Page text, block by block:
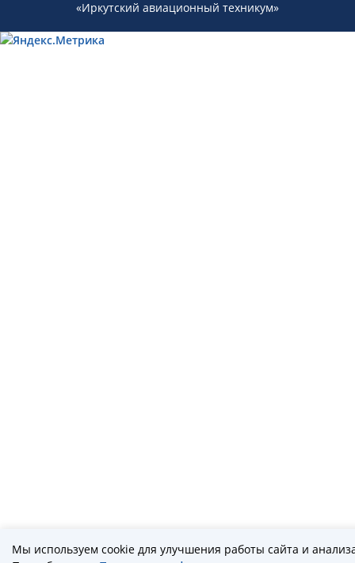
«Иркутский авиационный техникум»
Мы используем cookie для улучшения работы сайта и